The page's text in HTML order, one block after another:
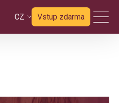
CZ Vstup zdarma